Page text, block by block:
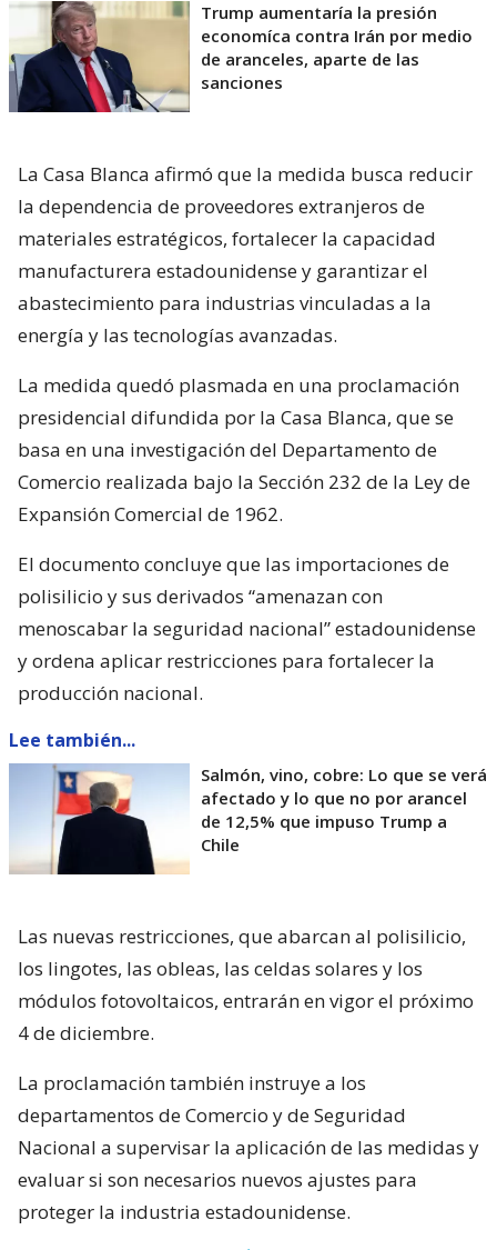
Trump aumentaría la presión
economíca contra Irán por medio
de aranceles, aparte de las
sanciones
La Casa Blanca afirmó que la medida busca reducir
la dependencia de proveedores extranjeros de
materiales estratégicos, fortalecer la capacidad
manufacturera estadounidense y garantizar el
abastecimiento para industrias vinculadas a la
energía y las tecnologías avanzadas.
La medida quedó plasmada en una proclamación
presidencial difundida por la Casa Blanca, que se
basa en una investigación del Departamento de
Comercio realizada bajo la Sección 232 de la Ley de
Expansión Comercial de 1962.
El documento concluye que las importaciones de
polisilicio y sus derivados “amenazan con
menoscabar la seguridad nacional” estadounidense
y ordena aplicar restricciones para fortalecer la
producción nacional.
Lee también...
Salmón, vino, cobre: Lo que se verá
afectado y lo que no por arancel
de 12,5% que impuso Trump a
Chile
Las nuevas restricciones, que abarcan al polisilicio,
los lingotes, las obleas, las celdas solares y los
módulos fotovoltaicos, entrarán en vigor el próximo
4 de diciembre.
La proclamación también instruye a los
departamentos de Comercio y de Seguridad
Nacional a supervisar la aplicación de las medidas y
evaluar si son necesarios nuevos ajustes para
proteger la industria estadounidense.